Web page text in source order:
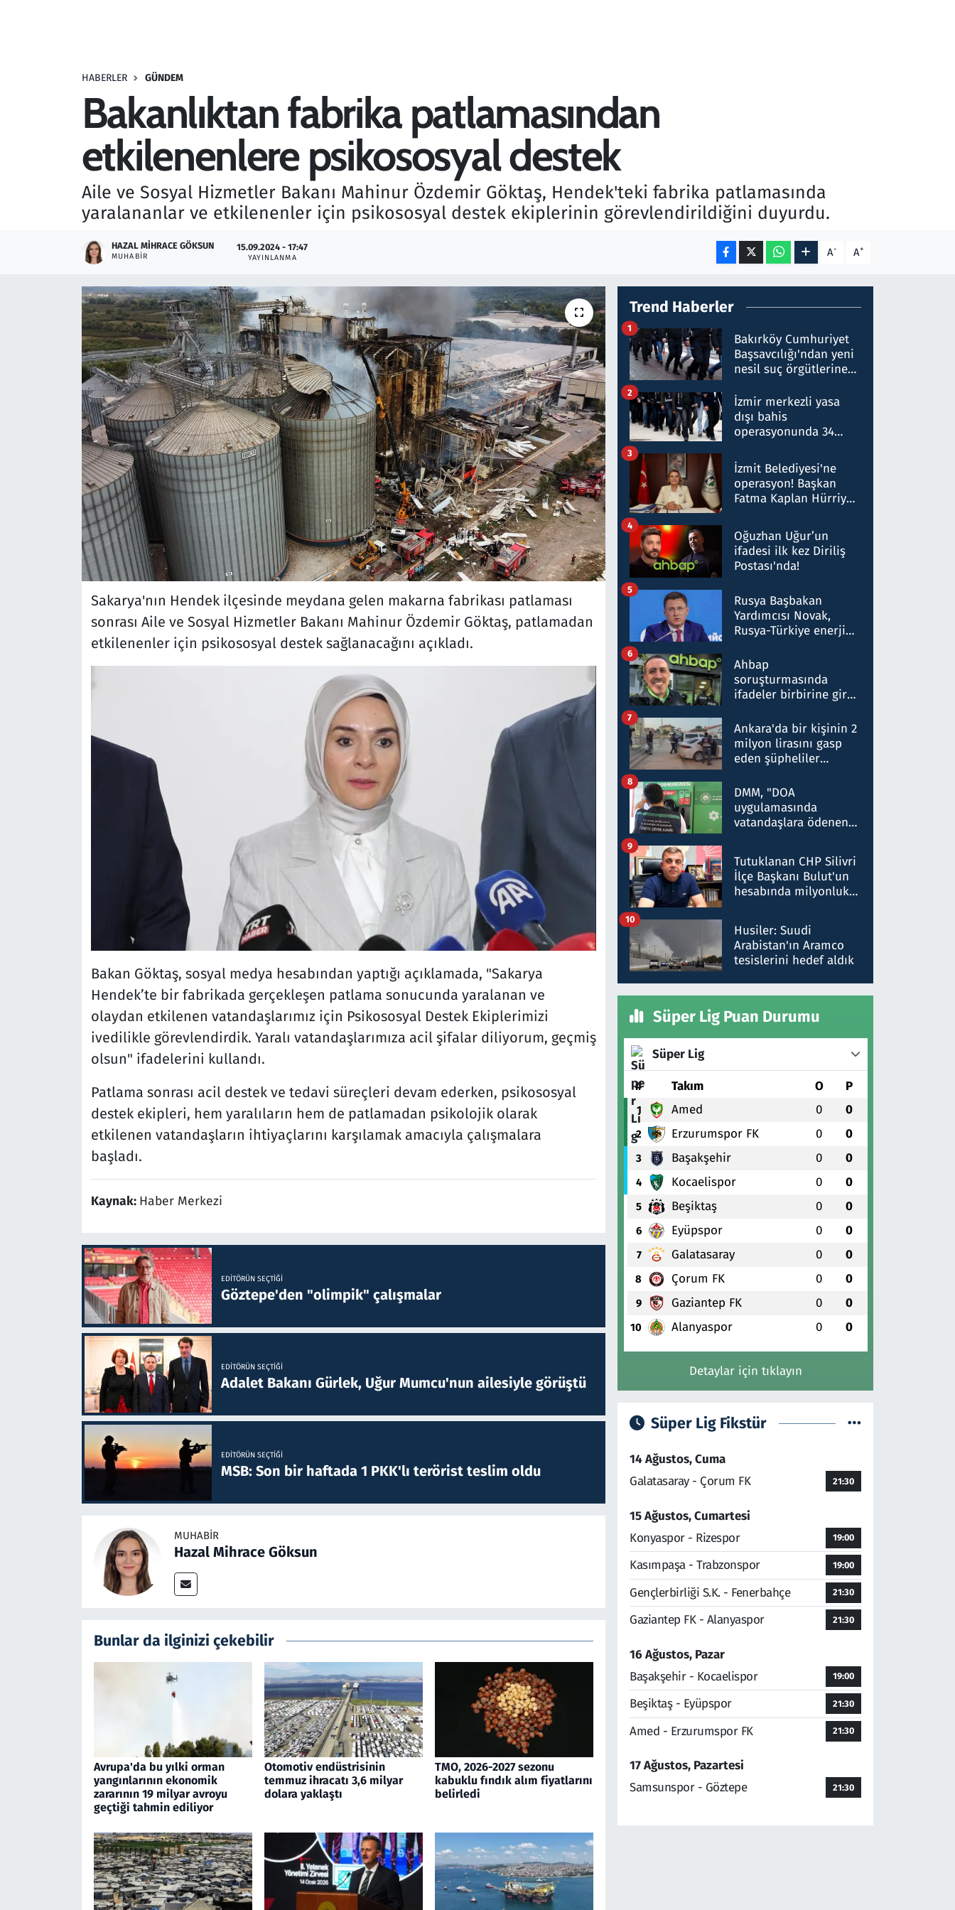
HABERLER GÜNDEM
Bakanlıktan fabrika patlamasından
etkilenenlere psikososyal destek
Aile ve Sosyal Hizmetler Bakanı Mahinur Özdemir Göktaş, Hendek'teki fabrika patlamasında
yaralananlar ve etkilenenler için psikososyal destek ekiplerinin görevlendirildiğini duyurdu.
HAZAL MIHRACE GÖKSUN
MUHABIR
15.09.2024 - 17:47
YAYINLANMA A- A+
Sakarya'nın Hendek ilçesinde meydana gelen makarna fabrikası patlaması
sonrası Aile ve Sosyal Hizmetler Bakanı Mahinur Özdemir Göktaş, patlamadan
etkilenenler için psikososyal destek sağlanacağını açıkladı.
Bakan Göktaş, sosyal medya hesabından yaptığı açıklamada, "Sakarya
Hendek’te bir fabrikada gerçekleşen patlama sonucunda yaralanan ve
olaydan etkilenen vatandaşlarımız için Psikososyal Destek Ekiplerimizi
ivedilikle görevlendirdik. Yaralı vatandaşlarımıza acil şifalar diliyorum, geçmiş
olsun" ifadelerini kullandı.
Patlama sonrası acil destek ve tedavi süreçleri devam ederken, psikososyal
destek ekipleri, hem yaralıların hem de patlamadan psikolojik olarak
etkilenen vatandaşların ihtiyaçlarını karşılamak amacıyla çalışmalara
başladı.
Kaynak: Haber Merkezi
EDITÖRÜN SEÇTIĞI
Göztepe'den "olimpik" çalışmalar
EDITÖRÜN SEÇTIĞI
Adalet Bakanı Gürlek, Uğur Mumcu'nun ailesiyle görüştü
EDITÖRÜN SEÇTIĞI
MSB: Son bir haftada 1 PKK'lı terörist teslim oldu
MUHABIR
Hazal Mihrace Göksun
Bunlar da ilginizi çekebilir
Avrupa'da bu yılki orman
yangınlarının ekonomik
zararının 19 milyar avroyu
geçtiği tahmin ediliyor
Otomotiv endüstrisinin
temmuz ihracatı 3,6 milyar
dolara yaklaştı
TMO, 2026-2027 sezonu
kabuklu fındık alım fiyatlarını
belirledi
Trend Haberler
Bakırköy Cumhuriyet
Başsavcılığı'ndan yeni
nesil suç örgütlerine
hakkında gözaltı kararı
1
İzmir merkezli yasa
dışı bahis
operasyonunda 34
Milyar liralık para
trafiği tespit edildi
2
İzmit Belediyesi'ne
operasyon! Başkan
Fatma Kaplan Hürriyet
3
Oğuzhan Uğur’un
ifadesi ilk kez Diriliş
Postası'nda!
4
Rusya Başbakan
Yardımcısı Novak,
Rusya-Türkiye enerji
nitelikte olduğunu
belirtti
5
Ahbap
soruşturmasında
ifadeler birbirine girdi:
ifadelerinden ortaya
çıkan tablo şok etti
6
Ankara'da bir kişinin 2
milyon lirasını gasp
eden şüpheliler
7
DMM, "DOA
uygulamasında
vatandaşlara ödenen
düşürüldüğü" iddiasını
yalanladı
8
Tutuklanan CHP Silivri
İlçe Başkanı Bulut'un
hesabında milyonluk
talimat verdi, ben
gönderdim
9
Husiler: Suudi
Arabistan'ın Aramco
tesislerini hedef aldık
10
Süper Lig Puan Durumu
Süper Lig
# Takım O P
1 Amed 0 0
2 Erzurumspor FK 0 0
3 Başakşehir 0 0
4 Kocaelispor 0 0
5 Beşiktaş 0 0
6 Eyüpspor 0 0
7 Galatasaray 0 0
8 Çorum FK 0 0
9 Gaziantep FK 0 0
10 Alanyaspor 0 0
Detaylar için tıklayın
Süper Lig Fikstür
14 Ağustos, Cuma
Galatasaray - Çorum FK
21:30
15 Ağustos, Cumartesi
Konyaspor - Rizespor
19:00
Kasımpaşa - Trabzonspor 19:00
Gençlerbirliği S.K. - Fenerbahçe 21:30
Gaziantep FK - Alanyaspor 21:30
16 Ağustos, Pazar
Başakşehir - Kocaelispor
19:00
Beşiktaş - Eyüpspor 21:30
Amed - Erzurumspor FK 21:30
17 Ağustos, Pazartesi
Samsunspor - Göztepe
21:30
Savunma Sanayi
Teknoloji ve Bilim
Televizyon